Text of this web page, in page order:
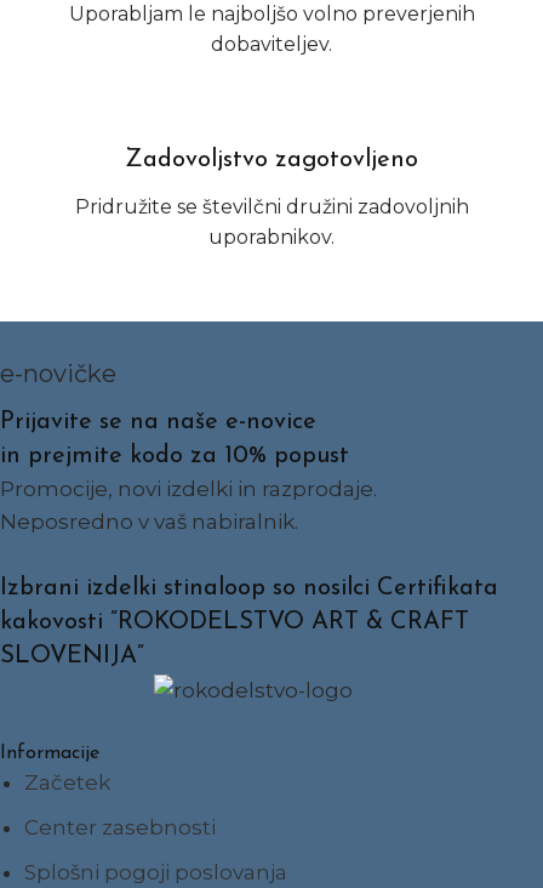
Uporabljam le najboljšo volno preverjenih
dobaviteljev.
Zadovoljstvo zagotovljeno
Pridružite se številčni družini zadovoljnih
uporabnikov.
e-novičke
Prijavite se na naše e-novice
in prejmite kodo za 10% popust
Promocije, novi izdelki in razprodaje.
Neposredno v vaš nabiralnik.
Izbrani izdelki stinaloop so nosilci Certifikata
kakovosti ”ROKODELSTVO ART & CRAFT
SLOVENIJA”
Informacije
Začetek
Center zasebnosti
Splošni pogoji poslovanja